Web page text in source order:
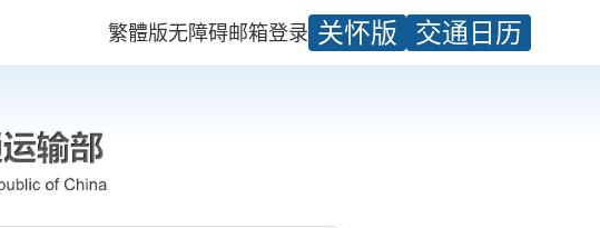
繁體版无障碍邮箱登录 关怀版 交通日历